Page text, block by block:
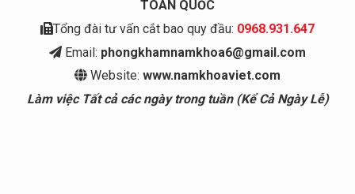
TOÀN QUỐC
Tổng đài tư vấn cắt bao quy đầu: 0968.931.647
Email: phongkhamnamkhoa6@gmail.com
Website: www.namkhoaviet.com
Làm việc Tất cả các ngày trong tuần (Kể Cả Ngày Lễ)